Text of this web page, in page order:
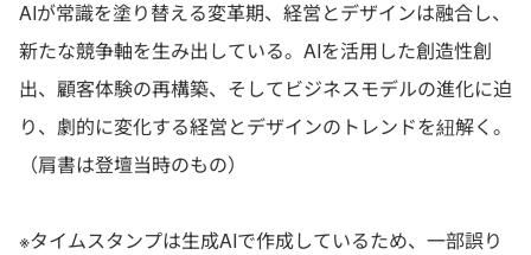
AIが常識を塗り替える変革期、経営とデザインは融合し、
新たな競争軸を生み出している。AIを活用した創造性創
出、顧客体験の再構築、そしてビジネスモデルの進化に迫
り、劇的に変化する経営とデザインのトレンドを紐解く。
（肩書は登壇当時のもの）
※タイムスタンプは生成AIで作成しているため、一部誤り